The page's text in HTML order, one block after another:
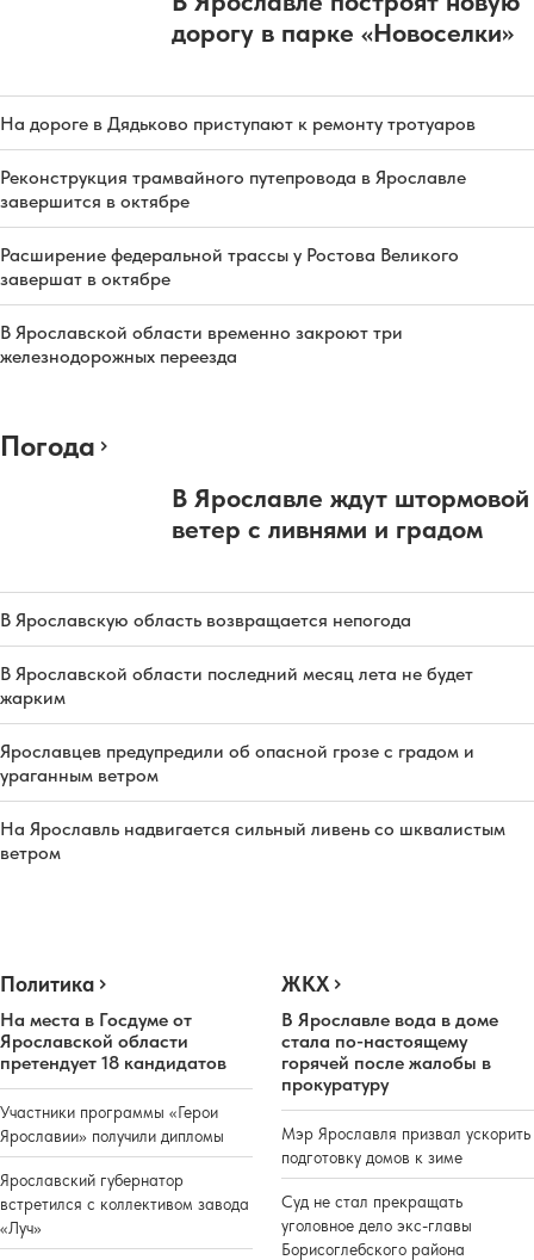
дорогу в парке «Новоселки»
На дороге в Дядьково приступают к ремонту тротуаров
Реконструкция трамвайного путепровода в Ярославле
завершится в октябре
Расширение федеральной трассы у Ростова Великого
завершат в октябре
В Ярославской области временно закроют три
железнодорожных переезда
Погода
В Ярославле ждут штормовой
ветер с ливнями и градом
В Ярославскую область возвращается непогода
В Ярославской области последний месяц лета не будет
жарким
Ярославцев предупредили об опасной грозе с градом и
ураганным ветром
На Ярославль надвигается сильный ливень со шквалистым
ветром
Политика
На места в Госдуме от
Ярославской области
претендует 18 кандидатов
Участники программы «Герои
Ярославии» получили дипломы
Ярославский губернатор
встретился с коллективом завода
«Луч»
ЖКХ
В Ярославле вода в доме
стала по-настоящему
горячей после жалобы в
прокуратуру
Мэр Ярославля призвал ускорить
подготовку домов к зиме
Суд не стал прекращать
уголовное дело экс-главы
Борисоглебского района